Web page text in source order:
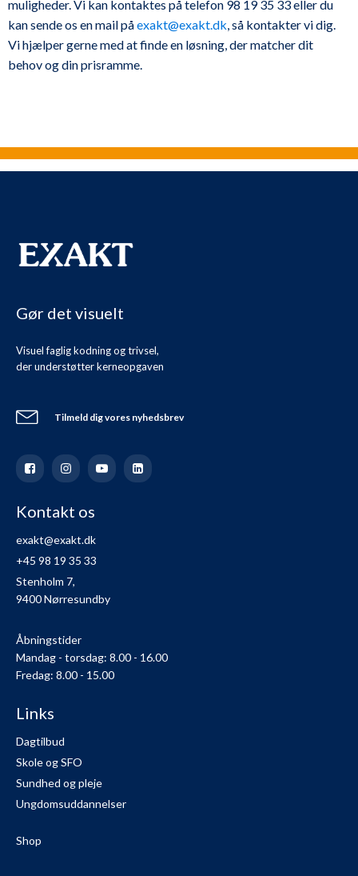
muligheder. Vi kan kontaktes på telefon 98 19 35 33 eller du
kan sende os en mail påexakt@exakt.dk, så kontakter vi dig.
Vi hjælper gerne med at finde en løsning, der matcher dit
behov og din prisramme.
Gør det visuelt
Visuel faglig kodning og trivsel,
der understøtter kerneopgaven
Tilmeld dig vores nyhedsbrev
Kontakt os
exakt@exakt.dk
+45 98 19 35 33
Stenholm 7,
9400 Nørresundby
Åbningstider
Mandag - torsdag: 8.00 - 16.00
Fredag: 8.00 - 15.00
Links
Dagtilbud
Skole og SFO
Sundhed og pleje
Ungdomsuddannelser
Shop